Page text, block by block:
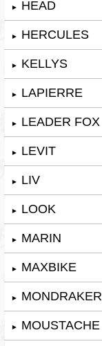
► HEAD
► HERCULES
► KELLYS
► LAPIERRE
► LEADER FOX
► LEVIT
► LIV
► LOOK
► MARIN
► MAXBIKE
► MONDRAKER
► MOUSTACHE